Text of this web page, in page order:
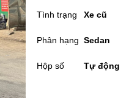
Tình trạng Xe cũ
Phân hạng Sedan
Hộp số Tự động